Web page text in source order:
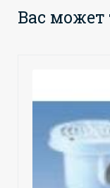
Вас может